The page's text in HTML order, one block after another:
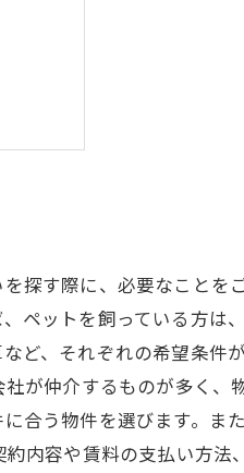
探す際に、必要なことを
ペットを飼っている方は
ど、それぞれの希望条件
が仲介するものが多く、
合う物件を選びます。ま
内容や賃料の支払い方法